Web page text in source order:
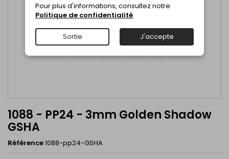
1088 - PP24 - 3mm Golden Shadow
GSHA
Référence1088-pp24-GSHA
Pour plus d'informations, consultez notre
Politique de confidentialité.
Sortie J'accepte